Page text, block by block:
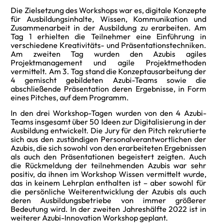
Die Zielsetzung des Workshops war es, digitale Konzepte
für Ausbildungsinhalte, Wissen, Kommunikation und
Zusammenarbeit in der Ausbildung zu erarbeiten. Am
Tag 1 erhielten die Teilnehmer eine Einführung in
verschiedene Kreativitäts- und Präsentationstechniken.
Am zweiten Tag wurden den Azubis agiles
Projektmanagement und agile Projektmethoden
vermittelt. Am 3. Tag stand die Konzeptausarbeitung der
4 gemischt gebildeten Azubi-Teams sowie die
abschließende Präsentation deren Ergebnisse, in Form
eines Pitches, auf dem Programm.
In den drei Workshop-Tagen wurden von den 4 Azubi-
Teams insgesamt über 50 Ideen zur Digitalisierung in der
Ausbildung entwickelt. Die Jury für den Pitch rekrutierte
sich aus den zuständigen Personalverantwortlichen der
Azubis, die sich sowohl von den erarbeiteten Ergebnissen
als auch den Präsentationen begeistert zeigten. Auch
die Rückmeldung der teilnehmenden Azubis war sehr
positiv, da ihnen im Workshop Wissen vermittelt wurde,
das in keinem Lehrplan enthalten ist – aber sowohl für
die persönliche Weiterentwicklung der Azubis als auch
deren Ausbildungsbetriebe von immer größerer
Bedeutung wird. In der zweiten Jahreshälfte 2022 ist in
weiterer Azubi-Innovation Workshop geplant.